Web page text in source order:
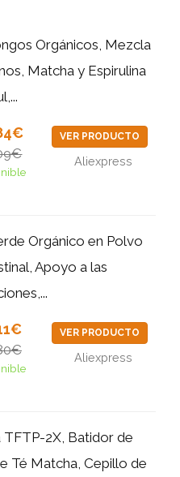
Orgánicos, Mezcla
Matcha y Espirulina
VER PRODUCTO
Aliexpress
Orgánico en Polvo
Apoyo a las
VER PRODUCTO
Aliexpress
2X, Batidor de
Té Matcha, Cepillo de